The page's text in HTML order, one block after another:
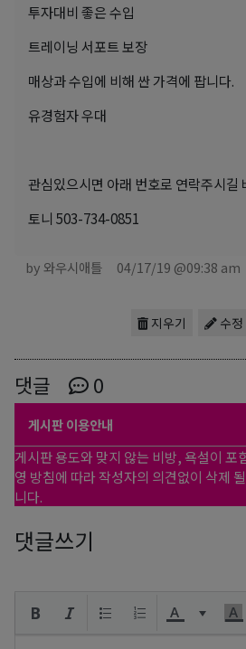
투자대비 좋은 수입
트레이닝 서포트 보장
매상과 수입에 비해 싼 가격에 팝니다.
유경험자 우대
관심있으시면 아래 번호로 연락주시길
토니 503-734-0851
by 와우시애틀 04/17/19 @09:38 am
수정
지우기
댓글 0
게시판 이용안내
게시판 용도와 맞지 않는 비방, 욕설이 포
영 방침에 따라 작성자의 의견없이 삭제
니다.
댓글쓰기